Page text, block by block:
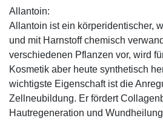
Allantoin:
Allantoin ist ein körperidentischer,
und mit Harnstoff chemisch
verschiedenen Pflanzen vor, wird
Kosmetik aber heute synthetisch
wichtigste Eigenschaft ist die
Zellneubildung. Er fördert
Hautregeneration und